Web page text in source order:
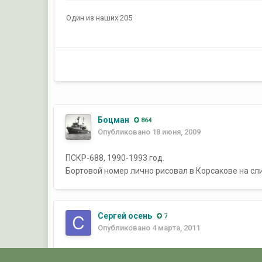
Один из наших 205
Боцман 864
Опубликовано 18 июня, 2009
ПСКР-688, 1990-1993 год.
Бортовой номер лично рисовал в Корсакове на
Сергей осень 7
Опубликовано 4 марта, 2011